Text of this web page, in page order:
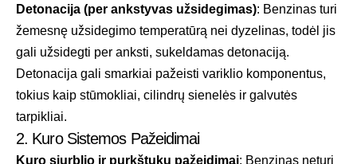
Detonacija (per ankstyvas užsidegimas): Benzinas turi
žemesnę užsidegimo temperatūrą nei dyzelinas, todėl jis
gali užsidegti per anksti, sukeldamas detonaciją.
Detonacija gali smarkiai pažeisti variklio komponentus,
tokius kaip stūmokliai, cilindrų sienelės ir galvutės
tarpikliai.
2. Kuro Sistemos Pažeidimai
Kuro siurblio ir purkštukų pažeidimai: Benzinas neturi